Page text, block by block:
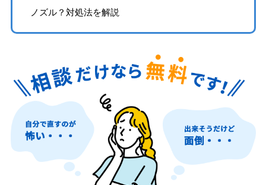
ノズル？対処法を解説